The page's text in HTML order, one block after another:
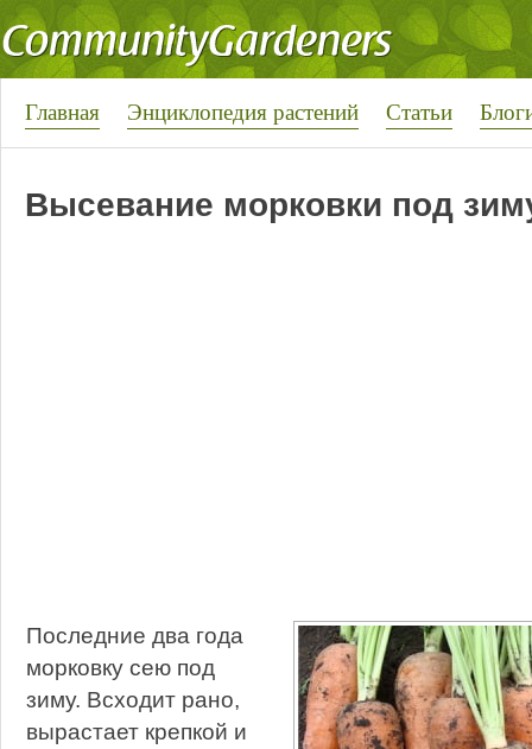
Главная Энциклопедия растений Статьи
Высевание морковки под
Последние два года
морковку сею под
зиму. Всходит рано,
вырастает крепкой и